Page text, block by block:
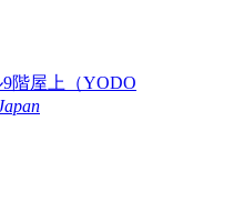
階屋上（YODO